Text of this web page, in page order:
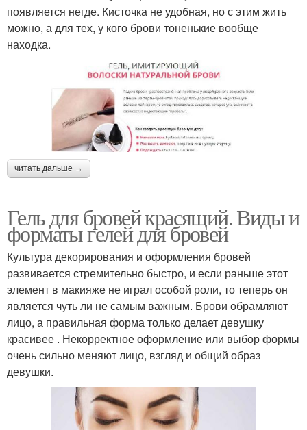
появляется негде. Кисточка не удобная, но с этим жить
можно, а для тех, у кого брови тоненькие вообще
находка.
читать дальше →
Гель для бровей красящий. Виды и
форматы гелей для бровей
Культура декорирования и оформления бровей
развивается стремительно быстро, и если раньше этот
элемент в макияже не играл особой роли, то теперь он
является чуть ли не самым важным. Брови обрамляют
лицо, а правильная форма только делает девушку
красивее . Некорректное оформление или выбор формы
очень сильно меняют лицо, взгляд и общий образ
девушки.